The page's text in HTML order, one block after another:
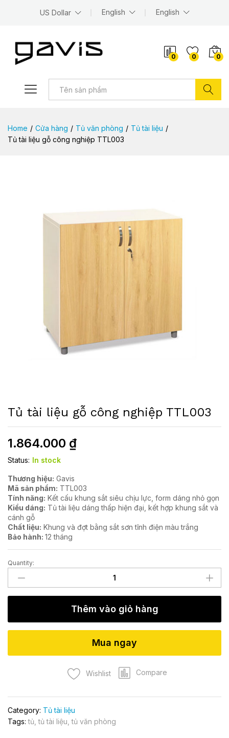
US Dollar English English
0 0 0
Home / Cửa hàng / Tủ văn phòng / Tủ tài liệu /
Tủ tài liệu gỗ công nghiệp TTL003
Tủ tài liệu gỗ công nghiệp TTL003
1.864.000 ₫
Status: In stock
Thương hiệu: Gavis
Mã sản phẩm: TTL003
Tính năng: Kết cấu khung sắt siêu chịu lực, form dáng nhỏ gọn
Kiểu dáng: Tủ tài liệu dáng thấp hiện đại, kết hợp khung sắt và
cánh gỗ
Chất liệu: Khung và đợt bằng sắt sơn tĩnh điện màu trắng
Bảo hành: 12 tháng
Tủ
liệu
gỗ
nghiệp
TTL003
Quantity:
Thêm vào giỏ hàng
Wishlist Compare
Mua ngay
Category: Tủ tài liệu
Tags:tủ ,tủ tài liệu ,tủ văn phòng